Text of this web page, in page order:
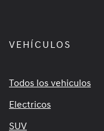
VEHÍCULOS
Todos los vehiculos
Electricos
SUV